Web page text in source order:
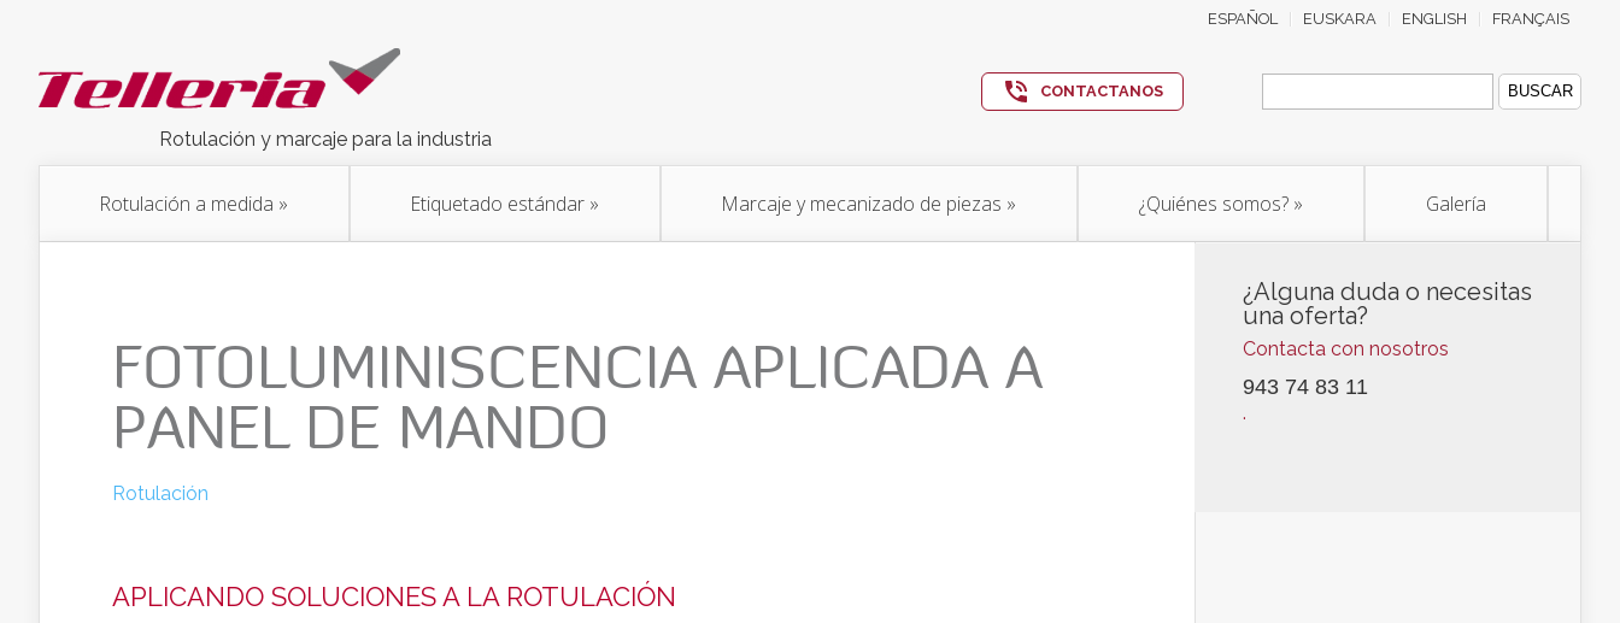
Rotulación y marcaje para la industria
ESPAÑOL EUSKARA ENGLISH FRANÇAIS
CONTACTANOS
Buscar:
Rotulación a medida » Etiquetado estándar » Marcaje y mecanizado de piezas » ¿Quiénes somos? » Galería
FOTOLUMINISCENCIA APLICADA A
PANEL DE MANDO
Rotulación
APLICANDO SOLUCIONES A LA ROTULACIÓN
¿Alguna duda o necesitas
una oferta?
Contacta con nosotros
943 74 83 11
.